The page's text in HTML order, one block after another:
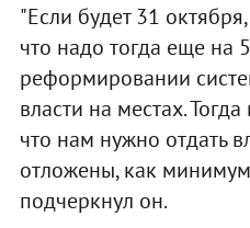
"Если будет 31
что надо тогда еще на
реформировании
власти на местах.
что нам нужно отдать
отложены, как
подчеркнул он.